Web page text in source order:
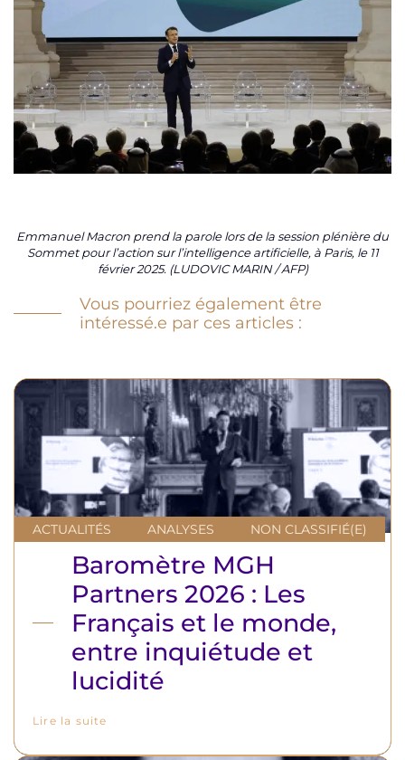
Emmanuel Macron prend la parole lors de la session plénière du
Sommet pour l’action sur l’intelligence artificielle, à Paris, le 11
février 2025. (LUDOVIC MARIN / AFP)
Vous pourriez également être
intéressé.e par ces articles :
ACTUALITÉS ANALYSES NON CLASSIFIÉ(E)
Baromètre MGH
Partners 2026 : Les
Français et le monde,
entre inquiétude et
lucidité
Lire la suite